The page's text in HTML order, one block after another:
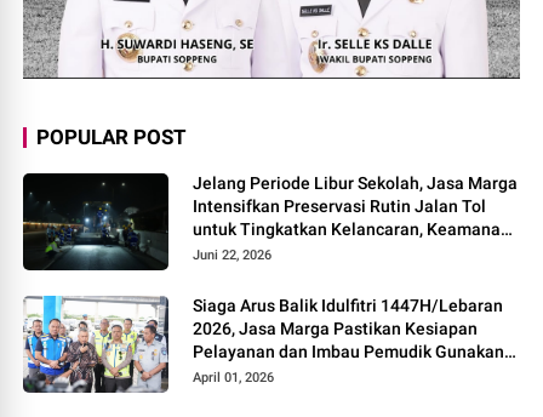
POPULAR POST
Jelang Periode Libur Sekolah, Jasa Marga
Intensifkan Preservasi Rutin Jalan Tol
untuk Tingkatkan Kelancaran, Keamanan
dan Kenyamanan Perjalanan
Juni 22, 2026
Siaga Arus Balik Idulfitri 1447H/Lebaran
2026, Jasa Marga Pastikan Kesiapan
Pelayanan dan Imbau Pemudik Gunakan
Rest Area Alternatif
April 01, 2026